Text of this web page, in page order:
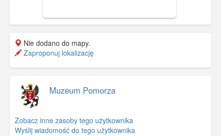
"Perły Bałtyku".
Nie dodano do mapy.
Zaproponuj lokalizację
Muzeum Pomorza
Zobacz inne zasoby tego użytkownika
Wyślij wiadomość do tego użytkownika